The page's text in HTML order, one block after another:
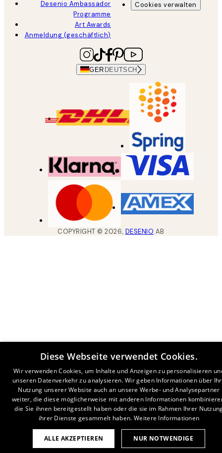
Desenio Ambassador
Programme
Art Awards
Anmeldung (geschäftlich)
Cookies verwalten
GER DEUTSCH
COPYRIGHT ©2026, DESENIO AB
Diese Webseite verwendet Cookies.
Wir verwenden Cookies, um Inhalte und Anzeigen zu personalisieren
unseren Datenverkehr zu analysieren. Wir geben Informationen über
Nutzung unserer Website auch an unsere Werbe- und Analysepartner
weiter, die diese möglicherweise mit anderen Informationen
die Sie ihnen bereitgestellt haben oder die sie im Rahmen Ihrer
ihrer Dienste gesammelt haben. Weitere Informationen
ALLE AKZEPTIEREN NUR NOTWENDIGE